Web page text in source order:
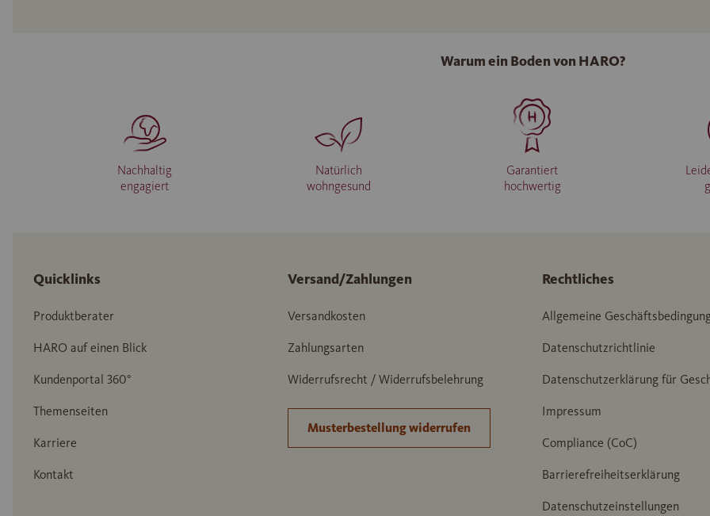
Warum ein Boden von HARO?
Nachhaltig
engagiert
Natürlich
wohngesund
Garantiert
hochwertig
Quicklinks
Produktberater
HARO auf einen Blick
Kundenportal 360°
Themenseiten
Karriere
Kontakt
Versand/Zahlungen
Versandkosten
Zahlungsarten
Widerrufsrecht / Widerrufsbelehrung
Musterbestellung widerrufen
Rechtliches
Allgemeine
Datenschutzrichtlinie
Datenschutzerklärung für
Impressum
Compliance (CoC)
Barrierefreiheitserklärung
Datenschutzeinstellungen